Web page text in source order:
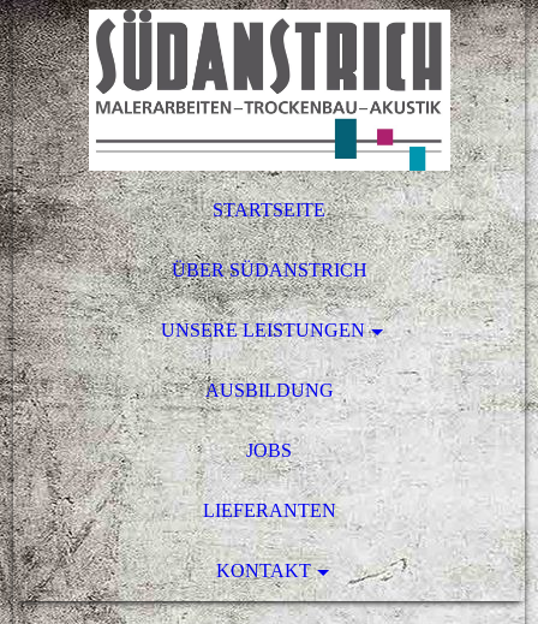
STARTSEITE
ÜBER SÜDANSTRICH
UNSERE LEISTUNGEN
AUSBILDUNG
JOBS
LIEFERANTEN
KONTAKT